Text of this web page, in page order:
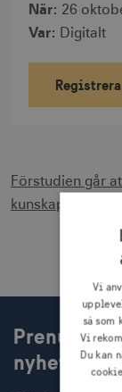
När: 26
Var: Digitalt
Förstudien går
kunskapsbank
nyhetsbrev
Vi
så som
Vi
Du kan